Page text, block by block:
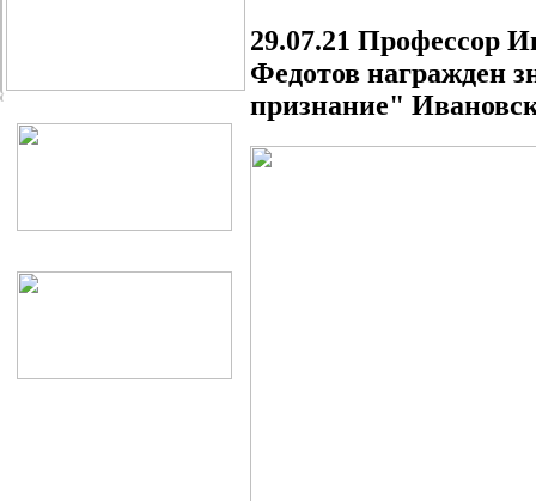
29.07.21 Профессор
Федотов награжден
признание"